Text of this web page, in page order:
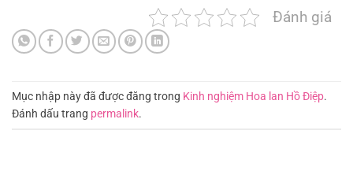
Đánh giá
Mục nhập này đã được đăng trong Kinh nghiệm Hoa lan Hồ Điệp.
Đánh dấu trang permalink.